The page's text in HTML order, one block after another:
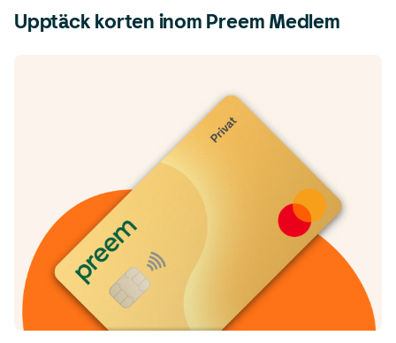
Upptäck korten inom Preem Medlem